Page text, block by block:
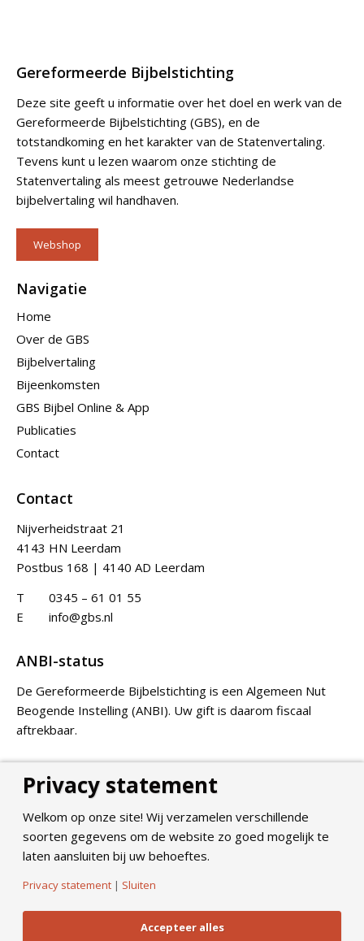
Gereformeerde Bijbelstichting
Deze site geeft u informatie over het doel en werk van de
Gereformeerde Bijbelstichting (GBS), en de
totstandkoming en het karakter van de Statenvertaling.
Tevens kunt u lezen waarom onze stichting de
Statenvertaling als meest getrouwe Nederlandse
bijbelvertaling wil handhaven.
Webshop
Navigatie
Home
Over de GBS
Bijbelvertaling
Bijeenkomsten
GBS Bijbel Online & App
Publicaties
Contact
Contact
Nijverheidstraat 21
4143 HN Leerdam
Postbus 168 | 4140 AD Leerdam
T
0345 – 61 01 55
E
info@gbs.nl
ANBI-status
De Gereformeerde Bijbelstichting is een Algemeen Nut
Beogende Instelling (ANBI). Uw gift is daarom fiscaal
aftrekbaar.
Doneer
© 2026Gereformeerde Bijbelstichting. All Rights Reserved.
Privacy Policy
Privacy statement
Welkom op onze site! Wij verzamelen verschillende
soorten gegevens om de website zo goed mogelijk te
laten aansluiten bij uw behoeftes.
Privacy statement | Sluiten
Accepteer alles